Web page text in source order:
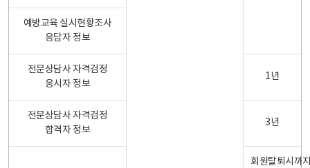
예방교육 실시현황조사
응답자 정보
전문상담사 자격검정
응시자 정보
1년
전문상담사 자격검정
합격자 정보
3년
회원탈퇴시까